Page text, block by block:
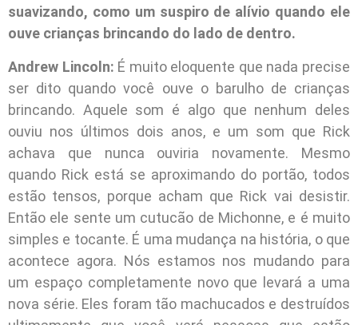
suavizando, como um suspiro de alívio quando ele
ouve crianças brincando do lado de dentro.
Andrew Lincoln: É muito eloquente que nada precise
ser dito quando você ouve o barulho de crianças
brincando. Aquele som é algo que nenhum deles
ouviu nos últimos dois anos, e um som que Rick
achava que nunca ouviria novamente. Mesmo
quando Rick está se aproximando do portão, todos
estão tensos, porque acham que Rick vai desistir.
Então ele sente um cutucão de Michonne, e é muito
simples e tocante. É uma mudança na história, o que
acontece agora. Nós estamos nos mudando para
um espaço completamente novo que levará a uma
nova série. Eles foram tão machucados e destruídos